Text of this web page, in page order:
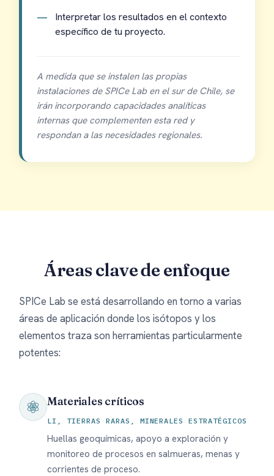
Interpretar los resultados en el contexto
específico de tu proyecto.
A medida que se instalen las propias
instalaciones de SPICe Lab en el sur de Chile, se
irán incorporando capacidades analíticas
internas que complementen esta red y
respondan a las necesidades regionales.
Áreas clave de enfoque
SPICe Lab se está desarrollando en torno a varias
áreas de aplicación donde los isótopos y los
elementos traza son herramientas particularmente
potentes:
Materiales críticos
LI, TIERRAS RARAS, MINERALES ESTRATÉGICOS
Huellas geoquímicas, apoyo a exploración y
monitoreo de procesos en salmueras, menas y
corrientes de proceso.